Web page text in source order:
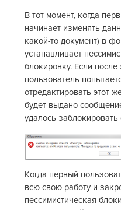
В тот момент, когда
начинает изменять
какой-то документ) в
устанавливает
блокировку. Если после
пользователь
отредактировать этот
будет выдано
удалось заблокировать
Когда первый
всю свою работу и
пессимистическая